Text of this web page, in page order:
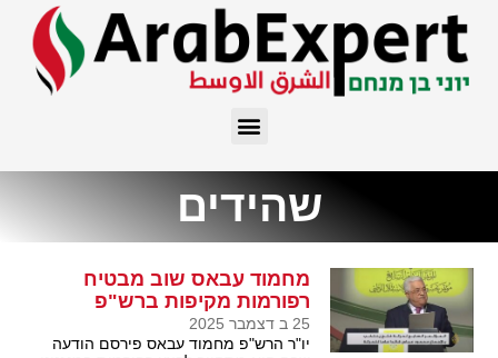
שהידים
מחמוד עבאס שוב מבטיח
רפורמות מקיפות ברש"פ
25 ב דצמבר 2025
יו"ר הרש"פ מחמוד עבאס פירסם הודעה